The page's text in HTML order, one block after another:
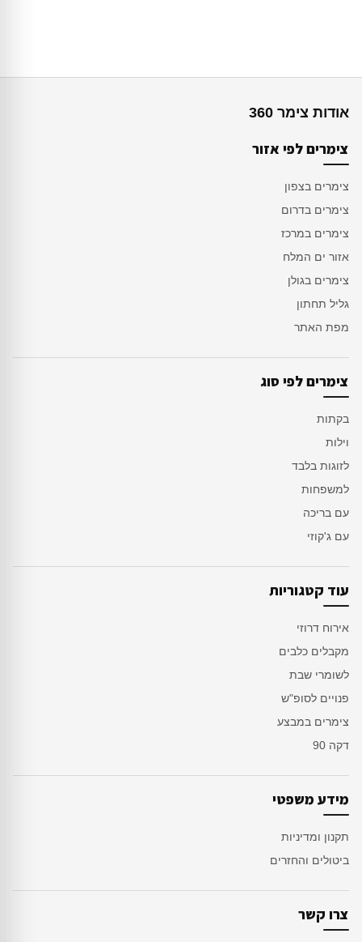
אודות צימר 360
צימרים לפי אזור
צימרים בצפון
צימרים בדרום
צימרים במרכז
אזור ים המלח
צימרים בגולן
גליל תחתון
מפת האתר
צימרים לפי סוג
בקתות
וילות
לזוגות בלבד
למשפחות
עם בריכה
עם ג'קוזי
עוד קטגוריות
אירוח דרוזי
מקבלים כלבים
לשומרי שבת
פנויים לסופ"ש
צימרים במבצע
דקה 90
מידע משפטי
תקנון ומדיניות
ביטולים והחזרים
צרו קשר